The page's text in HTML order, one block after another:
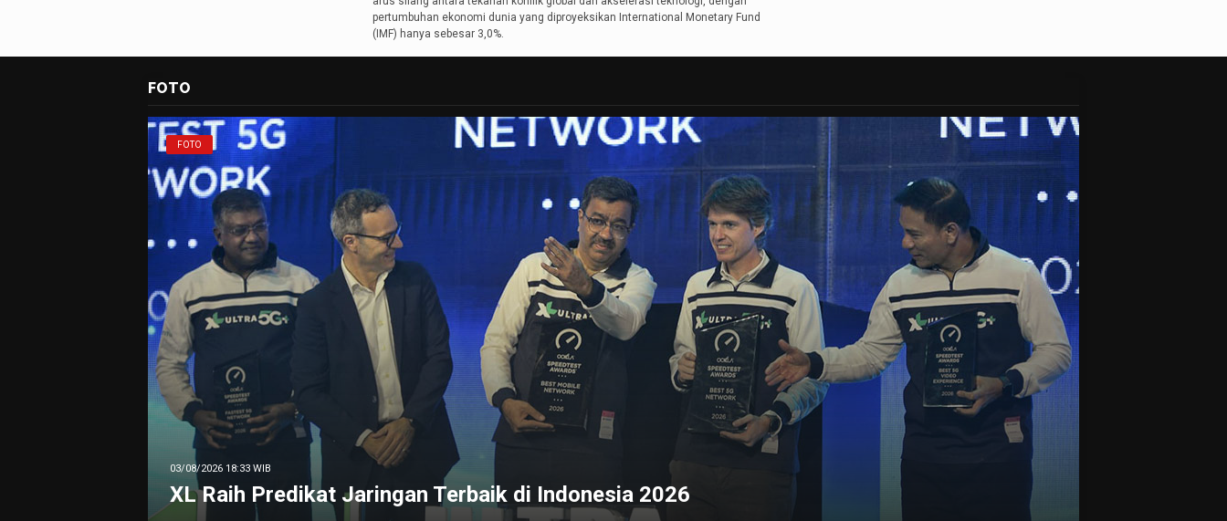
pertumbuhan ekonomi dunia yang diproyeksikan International Monetary Fund
(IMF) hanya sebesar 3,0%.
FOTO
Terbaik di Indonesia 2026
1 jam yang lalu
Tingkatkan Literasi dan Inklusi Keuangan
Perwakilan Siswa Dari 24 Propinsi Di Indonesia